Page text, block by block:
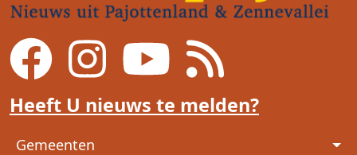
Heeft U nieuws te melden?
Voet
Gemeenten